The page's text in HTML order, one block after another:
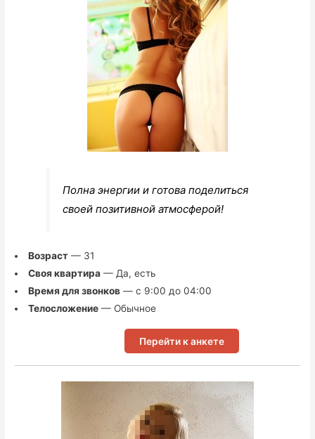
Полна энергии и готова поделиться
своей позитивной атмосферой!
Возраст— 31
Своя квартира— Да, есть
Время для звонков— с 9:00 до 04:00
Телосложение— Обычное
Перейти к анкете